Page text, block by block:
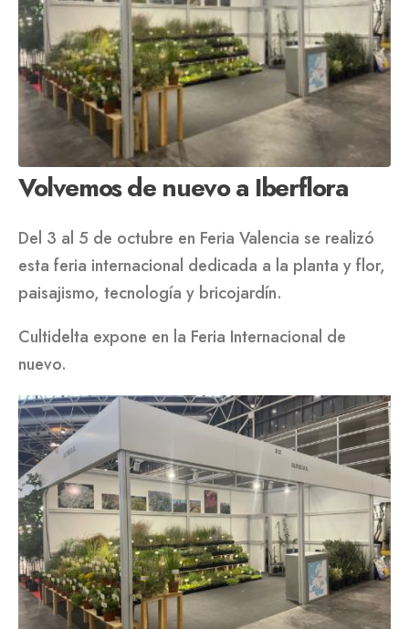
Volvemos de nuevo a Iberflora
Del 3 al 5 de octubre en Feria Valencia se realizó
esta feria internacional dedicada a la planta y flor,
paisajismo, tecnología y bricojardín.
Cultidelta expone en la Feria Internacional de
nuevo.